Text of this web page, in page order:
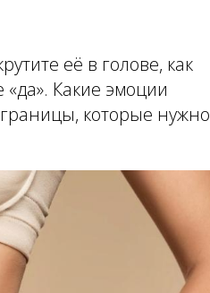
её в голове, как
Какие эмоции
которые нужно